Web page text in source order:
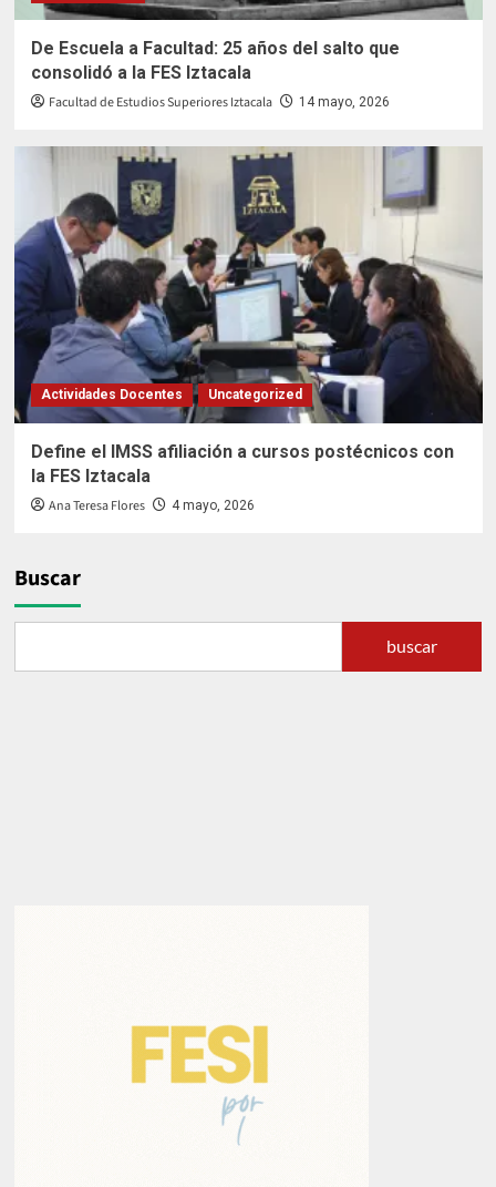
De Escuela a Facultad: 25 años del salto que
consolidó a la FES Iztacala
Facultad de Estudios Superiores Iztacala 14 mayo, 2026
Actividades Docentes Uncategorized
Define el IMSS afiliación a cursos postécnicos con
la FES Iztacala
Ana Teresa Flores 4 mayo, 2026
Buscar
buscar